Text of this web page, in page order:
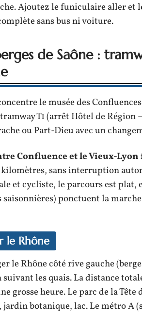
Ajoutez le funiculaire aller et
sans bus ni voiture.
de Saône :
le musée des
T1 (arrêt Hôtel de Région
ou Part-Dieu avec un
Confluence et le Vieux-
sans interruption
et cycliste, le parcours est plat,
ponctuent la
le Rhône
le Rhône côté rive gauche
suivant les quais. La distance
grosse heure. Le parc de la Tête
botanique, lac. Le métro A